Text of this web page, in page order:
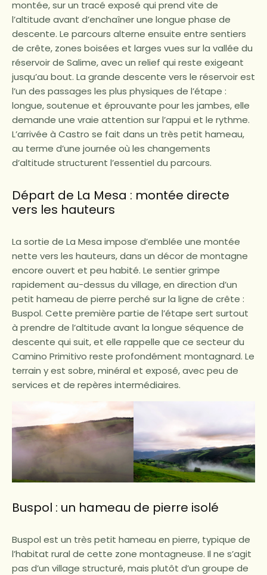
montée, sur un tracé exposé qui prend vite de
l’altitude avant d’enchaîner une longue phase de
descente. Le parcours alterne ensuite entre sentiers
de crête, zones boisées et larges vues sur la vallée du
réservoir de Salime, avec un relief qui reste exigeant
jusqu’au bout. La grande descente vers le réservoir est
l’un des passages les plus physiques de l’étape :
longue, soutenue et éprouvante pour les jambes, elle
demande une vraie attention sur l’appui et le rythme.
L’arrivée à Castro se fait dans un très petit hameau,
au terme d’une journée où les changements
d’altitude structurent l’essentiel du parcours.
Départ de La Mesa : montée directe
vers les hauteurs
La sortie de La Mesa impose d’emblée une montée
nette vers les hauteurs, dans un décor de montagne
encore ouvert et peu habité. Le sentier grimpe
rapidement au-dessus du village, en direction d’un
petit hameau de pierre perché sur la ligne de crête :
Buspol. Cette première partie de l’étape sert surtout
à prendre de l’altitude avant la longue séquence de
descente qui suit, et elle rappelle que ce secteur du
Camino Primitivo reste profondément montagnard. Le
terrain y est sobre, minéral et exposé, avec peu de
services et de repères intermédiaires.
Buspol : un hameau de pierre isolé
Buspol est un très petit hameau en pierre, typique de
l’habitat rural de cette zone montagneuse. Il ne s’agit
pas d’un village structuré, mais plutôt d’un groupe de